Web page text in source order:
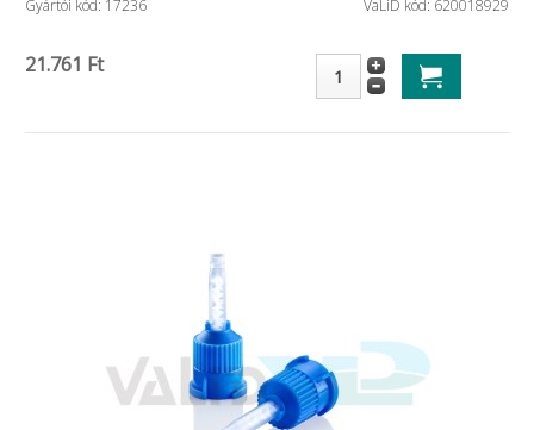
Gyártói kód: 17236 VaLiD kód: 620018929
21.761 Ft